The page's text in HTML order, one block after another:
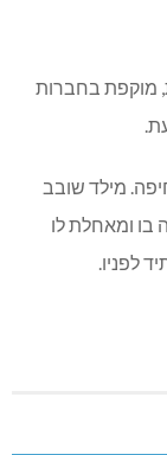
יפה, נמרצת, מוקפת בחברות
במכבי חיפה. מילד שובב
בו ומאחלת לו
לפניו.